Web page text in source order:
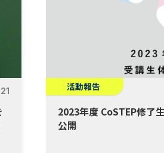
活動報告
2023年度 CoSTEP修了
公開